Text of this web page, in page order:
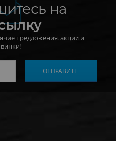
на
предложения, акции и